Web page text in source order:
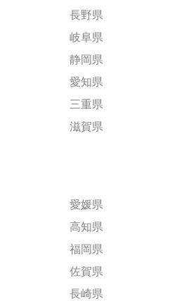
長野県
岐阜県
静岡県
愛知県
三重県
滋賀県
愛媛県
高知県
福岡県
佐賀県
長崎県